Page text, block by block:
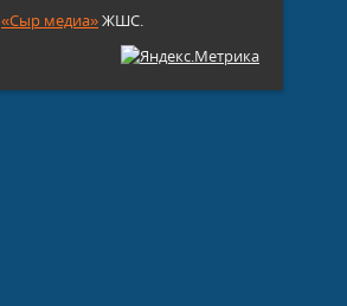
«Сыр медиа»ЖШС.